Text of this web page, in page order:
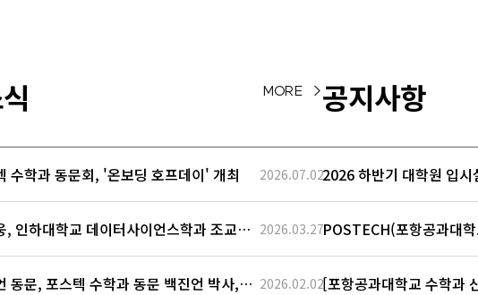
시스템을 기술하는 것이 원
칙적으로 가능하다.하지만
기체입…
MORE >
수학과 동문회, '온보딩 호프데이' 개최 2026.07.02
인하대학교 데이터사이언스학과 조교수 2026.03.27
동문, 포스텍 수학과 동문 백진언 박사, 2026.02.02
공지사항
2026 하반기 대학원 입시
POSTECH(포항공과대
[포항공과대학교 수학과